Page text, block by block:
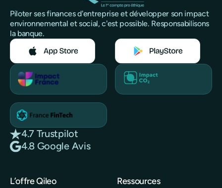
Piloter ses finances d'entreprise et développer son impact
environnemental et social, c'est possible. Responsabilisons
la banque.
4.7 Trustpilot
4.8 Google Avis
L’offre Qileo Ressources